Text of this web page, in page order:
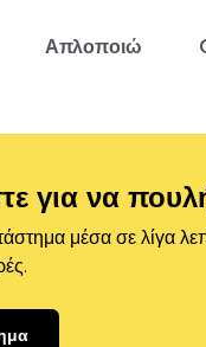
Απλοποιώ
για να
μέσα σε λίγα